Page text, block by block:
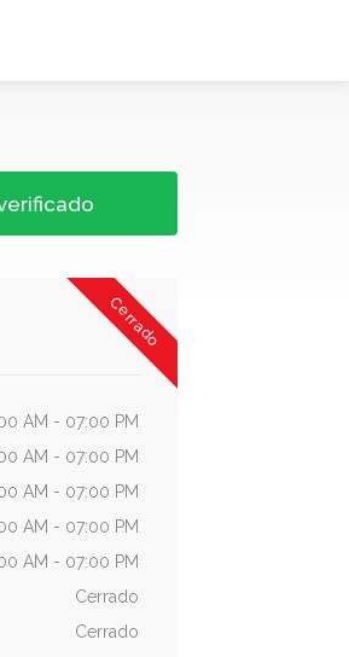
Cerrado
AM - 07:00 PM
AM - 07:00 PM
AM - 07:00 PM
AM - 07:00 PM
AM - 07:00 PM
Cerrado
Cerrado